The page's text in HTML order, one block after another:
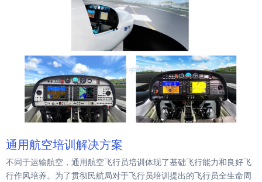
通用航空培训解决方案
不同于运输航空，通用航空飞行员培训体现了基础飞行能力和良好飞
行作风培养。为了贯彻民航局对于飞行员培训提出的飞行员全生命周